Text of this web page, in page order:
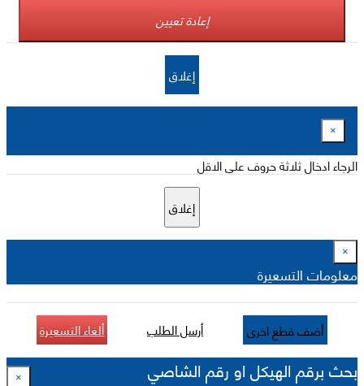
إعادة تعيين
إغلاق
×
الرجاء ادخال ثلاثة حروف على الاقل
إغلاق
×
معلومات التسعيرة
أضف قطع اخرى أرسل الطلب ألغاء التسعيرة
بحث برقم الهيكل او رقم الشاصي ×